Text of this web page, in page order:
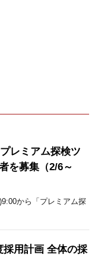
レミアム探検ツ
を募集（2/6～
から「プレミアム探
採用計画 全体の採